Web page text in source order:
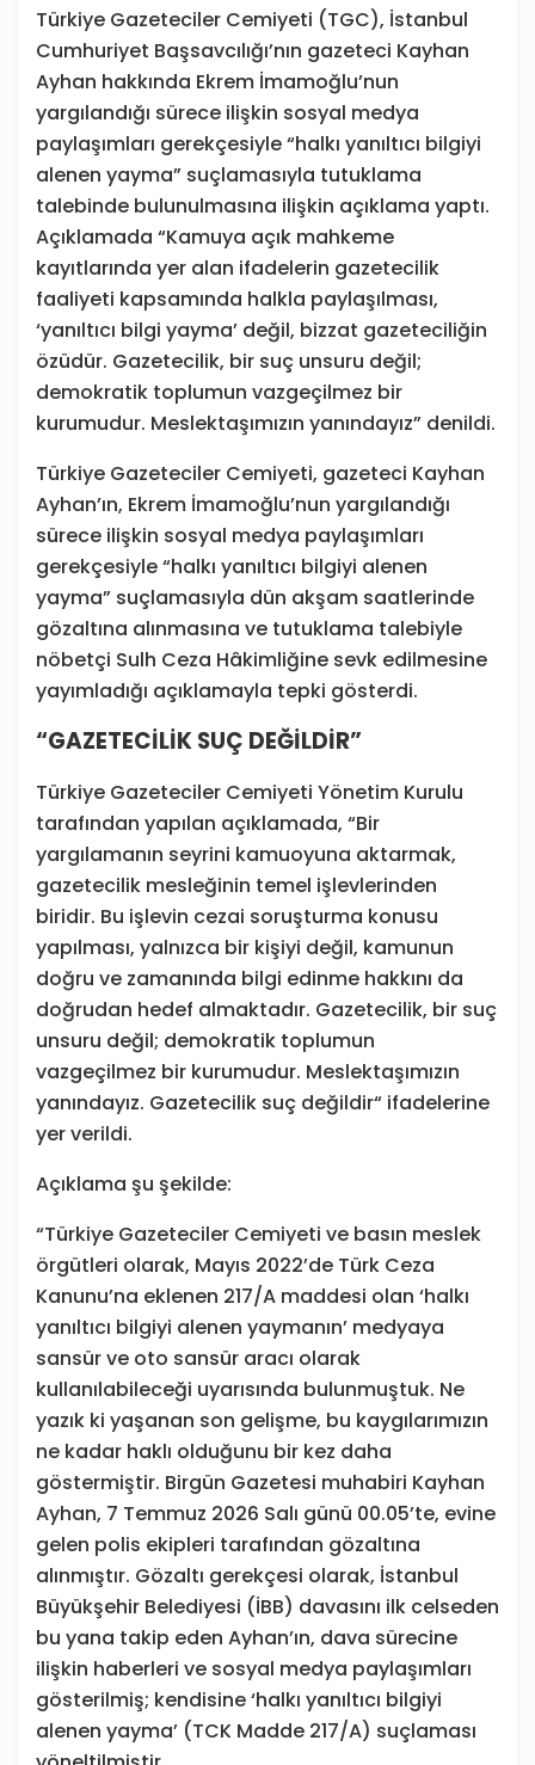
Türkiye Gazeteciler Cemiyeti (TGC), İstanbul
Cumhuriyet Başsavcılığı’nın gazeteci Kayhan
Ayhan hakkında Ekrem İmamoğlu’nun
yargılandığı sürece ilişkin sosyal medya
paylaşımları gerekçesiyle “halkı yanıltıcı bilgiyi
alenen yayma” suçlamasıyla tutuklama
talebinde bulunulmasına ilişkin açıklama yaptı.
Açıklamada “Kamuya açık mahkeme
kayıtlarında yer alan ifadelerin gazetecilik
faaliyeti kapsamında halkla paylaşılması,
‘yanıltıcı bilgi yayma’ değil, bizzat gazeteciliğin
özüdür. Gazetecilik, bir suç unsuru değil;
demokratik toplumun vazgeçilmez bir
kurumudur. Meslektaşımızın yanındayız” denildi.
Türkiye Gazeteciler Cemiyeti, gazeteci Kayhan
Ayhan’ın, Ekrem İmamoğlu’nun yargılandığı
sürece ilişkin sosyal medya paylaşımları
gerekçesiyle “halkı yanıltıcı bilgiyi alenen
yayma” suçlamasıyla dün akşam saatlerinde
gözaltına alınmasına ve tutuklama talebiyle
nöbetçi Sulh Ceza Hâkimliğine sevk edilmesine
yayımladığı açıklamayla tepki gösterdi.
“GAZETECİLİK SUÇ DEĞİLDİR”
Türkiye Gazeteciler Cemiyeti Yönetim Kurulu
tarafından yapılan açıklamada, “Bir
yargılamanın seyrini kamuoyuna aktarmak,
gazetecilik mesleğinin temel işlevlerinden
biridir. Bu işlevin cezai soruşturma konusu
yapılması, yalnızca bir kişiyi değil, kamunun
doğru ve zamanında bilgi edinme hakkını da
doğrudan hedef almaktadır. Gazetecilik, bir suç
unsuru değil; demokratik toplumun
vazgeçilmez bir kurumudur. Meslektaşımızın
yanındayız. Gazetecilik suç değildir“ ifadelerine
yer verildi.
Açıklama şu şekilde:
“Türkiye Gazeteciler Cemiyeti ve basın meslek
örgütleri olarak, Mayıs 2022’de Türk Ceza
Kanunu’na eklenen 217/A maddesi olan ‘halkı
yanıltıcı bilgiyi alenen yaymanın’ medyaya
sansür ve oto sansür aracı olarak
kullanılabileceği uyarısında bulunmuştuk. Ne
yazık ki yaşanan son gelişme, bu kaygılarımızın
ne kadar haklı olduğunu bir kez daha
göstermiştir. Birgün Gazetesi muhabiri Kayhan
Ayhan, 7 Temmuz 2026 Salı günü 00.05’te, evine
gelen polis ekipleri tarafından gözaltına
alınmıştır. Gözaltı gerekçesi olarak, İstanbul
Büyükşehir Belediyesi (İBB) davasını ilk celseden
bu yana takip eden Ayhan’ın, dava sürecine
ilişkin haberleri ve sosyal medya paylaşımları
gösterilmiş; kendisine ‘halkı yanıltıcı bilgiyi
alenen yayma’ (TCK Madde 217/A) suçlaması